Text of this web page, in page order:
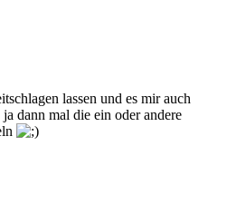
lassen und es mir auch
dann mal die ein oder andere